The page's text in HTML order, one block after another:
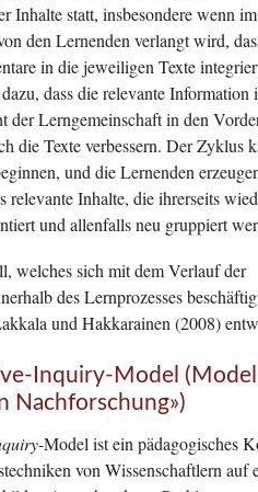
Inhalte statt, insbesondere wenn im
den Lernenden verlangt wird,
in die jeweiligen Texte
dass die relevante Information
der Lerngemeinschaft in den
die Texte verbessern. Der Zyklus
und die Lernenden
relevante Inhalte, die ihrerseits
und allenfalls neu gruppiert
welches sich mit dem Verlauf der
des Lernprozesses
und Hakkarainen (2008)
Inquiry-Model
Nachforschung»)
-Model ist ein pädagogisches
von Wissenschaftlern auf